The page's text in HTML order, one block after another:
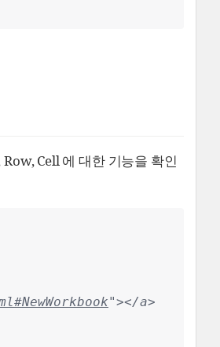
Cell 에 대한 기능을 확인
"></a>